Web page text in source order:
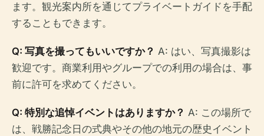
ます。観光案内所を通じてプライベートガイドを手配
することもできます。
Q: 写真を撮ってもいいですか？ A: はい、写真撮影は
歓迎です。商業利用やグループでの利用の場合は、事
前に許可を求めてください。
Q: 特別な追悼イベントはありますか？ A: この場所で
は、戦勝記念日の式典やその他の地元の歴史イベント